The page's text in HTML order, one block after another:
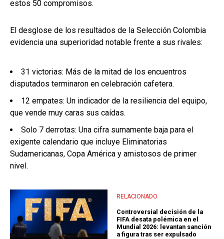
estos 50 compromisos.
El desglose de los resultados de la Selección Colombia
evidencia una superioridad notable frente a sus rivales:
31 victorias: Más de la mitad de los encuentros
disputados terminaron en celebración cafetera.
12 empates: Un indicador de la resiliencia del equipo,
que vende muy caras sus caídas.
Solo 7 derrotas: Una cifra sumamente baja para el
exigente calendario que incluye Eliminatorias
Sudamericanas, Copa América y amistosos de primer
nivel.
RELACIONADO
Controversial decisión de la
FIFA desata polémica en el
Mundial 2026: levantan sanción
a figura tras ser expulsado